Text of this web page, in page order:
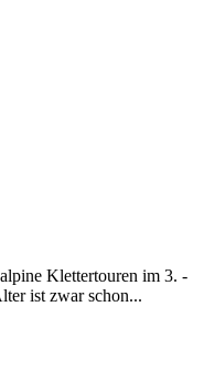
Klettertouren im 3. -
ist zwar schon...